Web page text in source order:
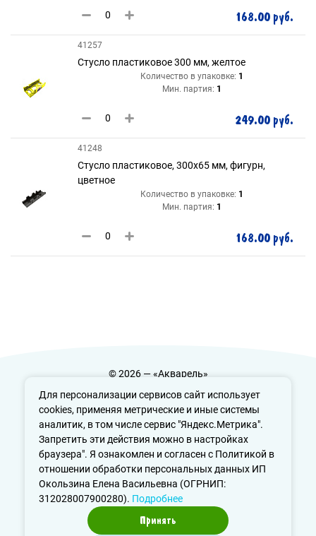
Для персонализации сервисов сайт использует
cookies, применяя метрические и иные системы
аналитик, в том числе сервис "Яндекс.Метрика".
Запретить эти действия можно в настройках
браузера". Я ознакомлен и согласен с Политикой в
отношении обработки персональных данных ИП
Окользина Елена Васильевна (ОГРНИП:
312028007900280). Подробнее
Принять
168.00 руб.
41257
Стусло пластиковое 300 мм, желтое
Количество в упаковке: 1
Мин. партия: 1
249.00 руб.
41248
Стусло пластиковое, 300х65 мм, фигурн,
цветное
Количество в упаковке: 1
Мин. партия: 1
168.00 руб.
© 2026 — «Акварель»
Политика конфиденциальности